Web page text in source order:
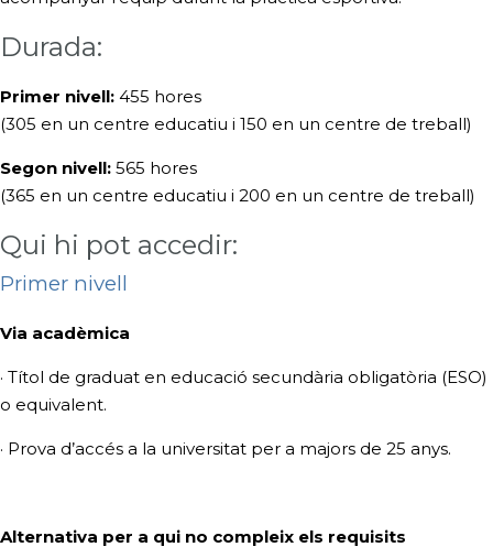
Durada:
Primer nivell: 455 hores
(305 en un centre educatiu i 150 en un centre de treball)
Segon nivell: 565 hores
(365 en un centre educatiu i 200 en un centre de treball)
Qui hi pot accedir:
Primer nivell
Via acadèmica
· Títol de graduat en educació secundària obligatòria (ESO)
o equivalent.
· Prova d’accés a la universitat per a majors de 25 anys.
Alternativa per a qui no compleix els requisits